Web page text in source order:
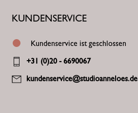
KUNDENSERVICE
Kundenservice ist geschlossen
+31 (0)20 - 6690067
kundenservice@studioanneloes.de